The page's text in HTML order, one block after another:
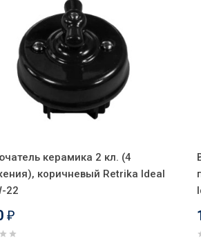
керамика 2 кл. (4
коричневый Retrika Ideal
22
₽